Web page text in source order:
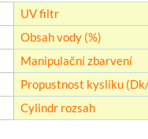
UV filtr
Obsah vody (%)
Manipulační zbarvení
Propustnost kyslíku
Cylindr rozsah